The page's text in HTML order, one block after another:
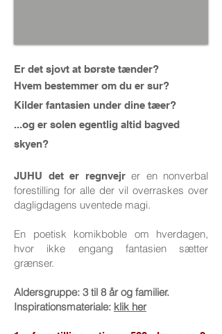
Er det sjovt at børste tænder?
Hvem bestemmer om du er sur?
Kilder fantasien under dine tæer?
...og er solen egentlig altid bagved
skyen?
JUHU det er regnvejr er en nonverbal
forestilling for alle der vil overraskes over
dagligdagens uventede magi.
En poetisk komikboble om hverdagen,
hvor ikke engang fantasien sætter
grænser.
Aldersgruppe: 3 til 8 år og familier.
Inspirationsmateriale: klik her